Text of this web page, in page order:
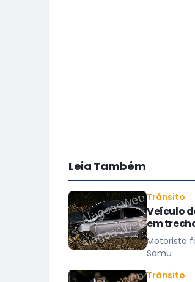
Leia Também
Trânsito
Veículo
em
São
Barra
Motorista
Samu
Trânsito